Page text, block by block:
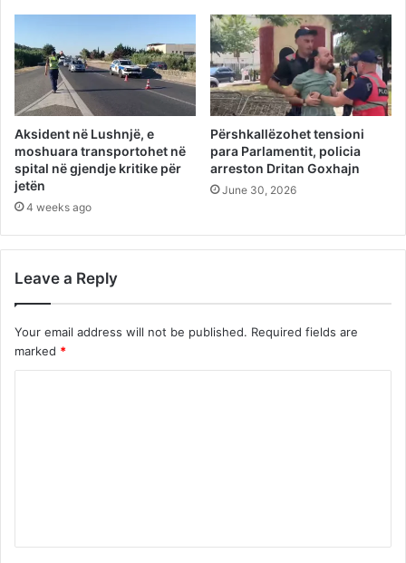
Aksident në Lushnjë, e
moshuara transportohet në
spital në gjendje kritike për
jetën
4 weeks ago
Përshkallëzohet tensioni
para Parlamentit, policia
arreston Dritan Goxhajn
June 30, 2026
Leave a Reply
Your email address will not be published. Required fields are
marked *
t